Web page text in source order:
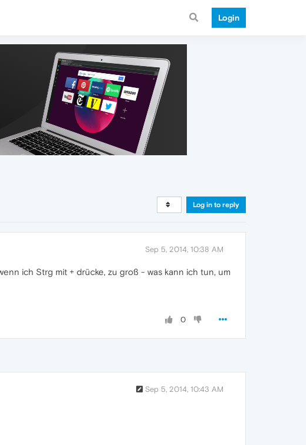
Login
Log in to reply
Sep 5, 2014, 10:38 AM
ich Strg mit + drücke, zu groß - was kann ich tun, um
0
Sep 5, 2014, 10:43 AM